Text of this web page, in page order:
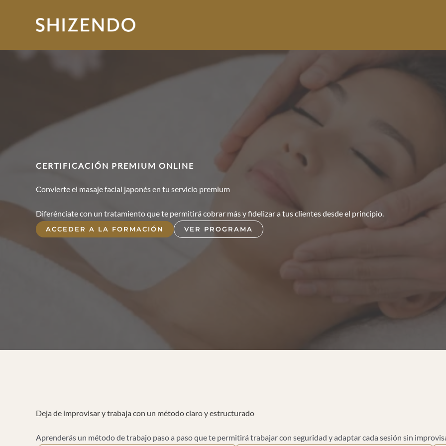
CERTIFICACIÓN PREMIUM ONLINE
Convierte el masaje facial japonés en tu servicio premium
Diferénciate con un tratamiento que te permitirá cobrar más y fidelizar a tus clientes desde el principio.
ACCEDER A LA FORMACIÓN VER PROGRAMA
Deja de improvisar y trabaja con un método claro y estructurado
Aprenderás un método de trabajo paso a paso que te permitirá trabajar con seguridad y adaptar cada sesión sin